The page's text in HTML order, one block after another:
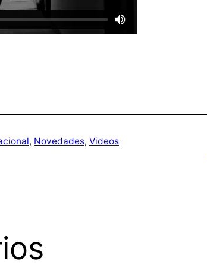
, Novedades, Videos